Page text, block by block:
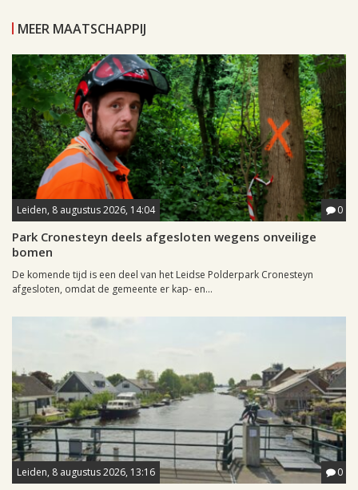
MEER MAATSCHAPPIJ
Leiden, 8 augustus 2026, 14:04 0
Park Cronesteyn deels afgesloten wegens onveilige
bomen
De komende tijd is een deel van het Leidse Polderpark Cronesteyn
afgesloten, omdat de gemeente er kap- en...
Leiden, 8 augustus 2026, 13:16 0